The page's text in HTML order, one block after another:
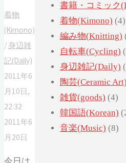
着物
(Kimono)
/身辺雑
記(Daily)
2011年6
月10日,
22:32
2011年6
月20日
書籍・コミック
着物(Kimono) (4)
編み物(Knitting)
自転車(Cycling)
身辺雑記(Daily)
陶芸(Ceramic Art)
雑貨(goods) (4)
韓国語(Korean)
音楽(Music) (8)